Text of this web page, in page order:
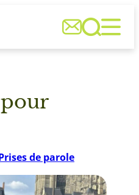

de parole